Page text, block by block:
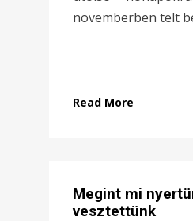
novemberben telt
Read More
Megint mi
vesztettünk